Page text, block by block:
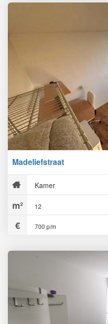
Madeliefstraat
Kamer
12
700 p/m